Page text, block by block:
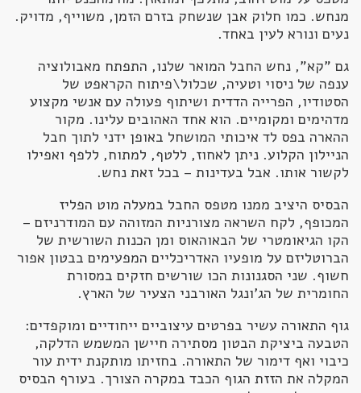
מנחש. כמו חלוק אבן שנשחק בזרם הזמן, משוייף, מדויק.
נעים ונורא לעין באחד.
גם "קא", נחש החבל המואר שלנו, התפתח מאבולוציה
ענפה של ניסוי וטעיה, שכלול\פיתוח הקראפט של
הסטודיו, הפרייה הדדית ושיתוף פעולה עם אנשי מקצוע
מדהימים ומקומיים. הוא אחד האהובים עלינו. מקור
ההארה בפס לד איכותי המושחל באופן ידני לתוך חבל
הניילון הקלוע. ניתן לאחוז, ללטף, למתוח, ללפף ואפילו
לקשור אותו. אבל בעדינות – בכל זאת נחש.
הבסיס היציב ממנו מטפס החבל במעלה מוט הפליז
המכופף, לקח השראה מצורניות המזוהה עם המודרניזם –
הקו הגיאומטרי של הבאוהאוס ומן הכנות השורשית של
הברוטליזם על מופעיו האדריכליים המפעימים בבטון אפור
חשוף. שני הסגנונות הכו שורשים חזקים במסורת
החומרית של הג'ונגל האורבני הצעיר של הארץ.
גוף התאורה עשיר בפרטים עיצוביים ייחודיים ומוקפדים:
הטבעה ביציקת הבטון מסתירה חיישן המשמש הדלקה,
כיבוי ואף דימור של התאורה. בחזיתו מותקנת ידית עור
המקלה את הזזת הגוף הכבד במקרה הצורך. בעורף הבסיס